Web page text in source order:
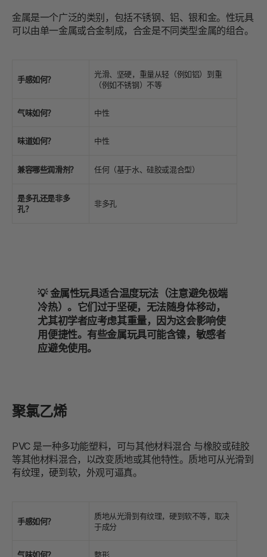
金属是一个广泛的类别，包括不锈钢、铝、银和金。性玩具
可以由单一金属或合金制成，合金是不同类型金属的组合。
手感如何？
光滑、坚硬，重量从轻（例如铝）到重
（例如不锈钢）不等
气味如何？ 中性
味道如何？ 中性
兼容哪些润滑剂？ 任何（基于水、硅胶或混合型）
是多孔还是非多
孔？
非多孔
💡 金属性玩具适合温度玩法（注意避免极端
冷热）。它们过于坚硬，无法随身体移动，
尤其初学者应考虑其重量，因为这会影响使
用便捷性。有些金属玩具可能含镍，敏感者
应避免使用。
聚氯乙烯
PVC 是一种多功能塑料，可与其他材料混合 与橡胶或硅胶
等其他材料混合，以改变质地或其他特性。质地可从光滑到
有纹理，硬到软，外观可逼真。
手感如何？
质地从光滑到有纹理，硬到软不等，取决
于成分
气味如何？ 整形